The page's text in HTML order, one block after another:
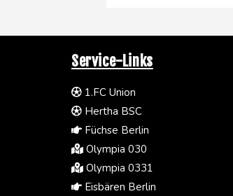
Service-Links
1.FC Union
Hertha BSC
Füchse Berlin
Olympia 030
Olympia 0331
Eisbären Berlin